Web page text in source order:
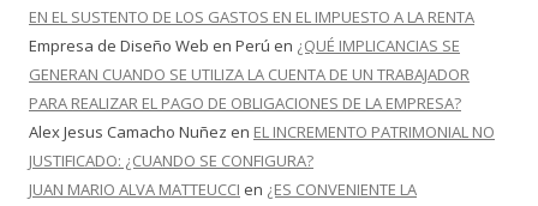
EN EL SUSTENTO DE LOS GASTOS EN EL IMPUESTO A LA RENTA
Empresa de Diseño Web en Perú en ¿QUÉ IMPLICANCIAS SE
GENERAN CUANDO SE UTILIZA LA CUENTA DE UN TRABAJADOR
PARA REALIZAR EL PAGO DE OBLIGACIONES DE LA EMPRESA?
Alex Jesus Camacho Nuñez en EL INCREMENTO PATRIMONIAL NO
JUSTIFICADO: ¿CUANDO SE CONFIGURA?
JUAN MARIO ALVA MATTEUCCI en ¿ES CONVENIENTE LA